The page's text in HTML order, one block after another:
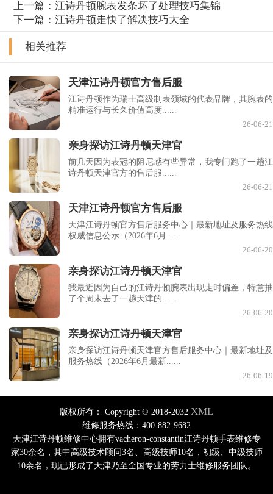
上一篇：江诗丹顿腕表发条坏了处理技巧集锦
下一篇：江诗丹顿走快了解决技巧大全
相关推荐
天津江诗丹顿官方售后服
江诗丹顿作为瑞士高级制表领域的代表品牌，其腕表的
精准运行与长久价值高度......
26-06-21
亲身探访江诗丹顿天津官
前几天因为表冠的阻尼感有些异常，我专门跑了一趟江
诗丹顿天津官方的售后服......
26-06-21
天津江诗丹顿官方售后服
天津江诗丹顿官方售后服务中心｜最新地址及服务热线
权威信息公示（2026年6月......
26-06-20
亲身探访江诗丹顿天津官
我最近因为自己的江诗丹顿腕表出现走时偏差，特意抽
了个周末去了一趟天津的......
26-06-20
亲身探访江诗丹顿天津官
亲身探访江诗丹顿天津官方售后服务中心｜最新地址及
服务热线（2026年6月最新......
26-06-19
版权所有： Copyright © 2018-2032 XML
维修服务热线：400-882-9682
天津江诗丹顿维修中心拥有vacheron-constantin江诗丹顿手表维修专
家30余名，其中高级技术顾问3名、高级技师10名，初级、中级技师
10余名，现已形成了天津乃至全国专业的劳力士维修服务团队。